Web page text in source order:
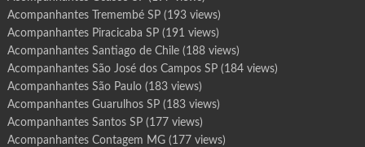
Acompanhantes Tremembé SP(193 views)
Acompanhantes Piracicaba SP(191 views)
Acompanhantes Santiago de Chile(188 views)
Acompanhantes São José dos Campos SP(184 views)
Acompanhantes São Paulo(183 views)
Acompanhantes Guarulhos SP(183 views)
Acompanhantes Santos SP(177 views)
Acompanhantes Contagem MG(177 views)